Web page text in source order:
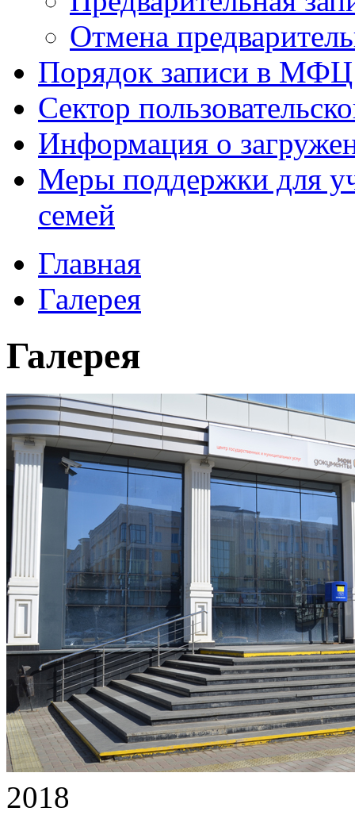
Отмена
Порядок записи в МФЦ
Сектор
Информация о
Меры поддержки для
семей
Главная
Галерея
Галерея
2018